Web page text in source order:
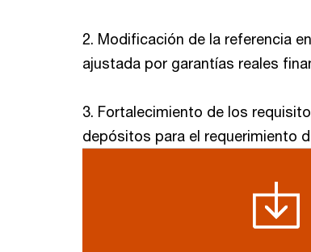
2. Modificación de la referencia
ajustada por garantías reales
3. Fortalecimiento de los
depósitos para el requerimiento